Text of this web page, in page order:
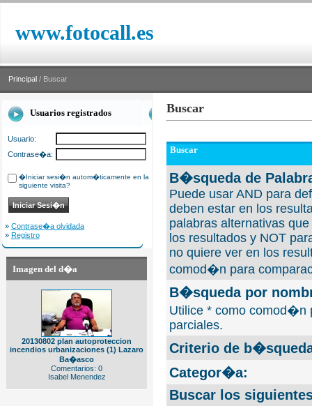
www.fotocall.es
Principal / Buscar
Usuarios registrados
Usuario:
Contrase�a:
�Iniciar sesi�n autom�ticamente en la
siguiente visita?
» Contrase�a olvidada
» Registro
Imagen del d�a
20130802 plan autoproteccion
incendios urbanizaciones (1) Lazaro
Ba�asco
Comentarios: 0
Isabel Menendez
Buscar
Buscar
B�squeda de
Puede usar AND para
deben estar en los
palabras alternativas
los resultados y NOT
no quiere ver en los
comod�n para
B�squeda por
Utilice * como comod�n
parciales.
Criterio de
Categor�a:
Buscar los